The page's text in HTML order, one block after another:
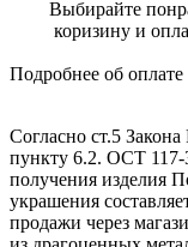
Выбирайте
коризину и
Подробнее об оплате
Согласно ст.5
пункту 6.2. ОСТ 117-
получения изделия
украшения
продажи через